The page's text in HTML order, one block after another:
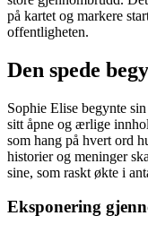
på kartet og markere
offentligheten.
Den spede
Sophie Elise begynte
sitt åpne og ærlige
som hang på hvert ord
historier og meninger
sine, som raskt økte i
Eksponering